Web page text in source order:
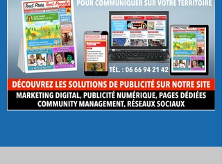
La Cuizine, découvrez les
saveurs d'été !